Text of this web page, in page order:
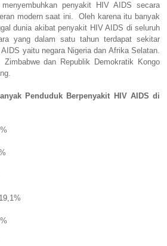
penyakit HIV AIDS secara
modern saat ini. Oleh karena itu banyak
dunia akibat penyakit HIV AIDS di seluruh
yang dalam satu tahun terdapat sekitar
yaitu negara Nigeria dan Afrika Selatan.
Zimbabwe dan Republik Demokratik Kongo
Penduduk Berpenyakit HIV AIDS di